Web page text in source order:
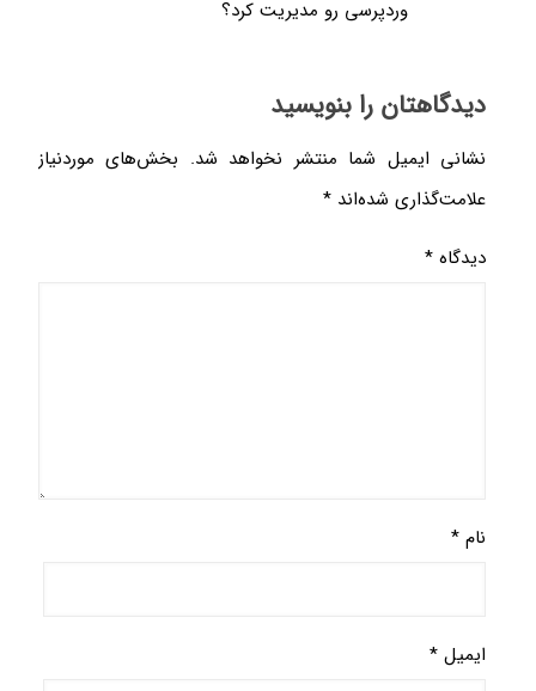
وردپرسی رو مدیریت کرد؟
دیدگاهتان را بنویسید
نشانی ایمیل شما منتشر نخواهد شد.
بخش‌های موردنیاز
علامت‌گذاری شده‌اند *
دیدگاه*
نام*
ایمیل*